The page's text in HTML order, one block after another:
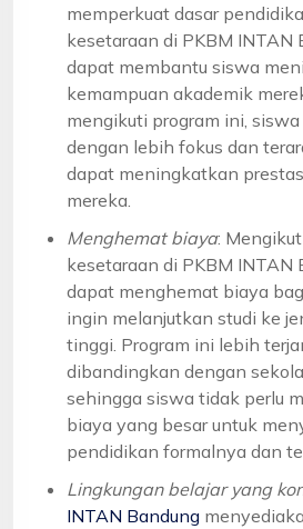
memperkuat dasar
kesetaraan di PKBM INTAN
dapat membantu siswa
kemampuan akademik
mengikuti program ini,
dengan lebih fokus dan
dapat meningkatkan
mereka.
Menghemat biaya:
kesetaraan di PKBM INTAN
dapat menghemat biaya
ingin melanjutkan studi ke
tinggi. Program ini lebih
dibandingkan dengan
sehingga siswa tidak perlu
biaya yang besar untuk
pendidikan formalnya dan
Lingkungan belajar yang
INTAN Bandung